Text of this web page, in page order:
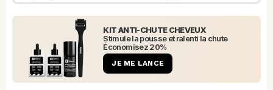
KIT ANTI-CHUTE CHEVEUX
Stimule la pousse et ralenti la chute
Économisez 20%
JE ME LANCE